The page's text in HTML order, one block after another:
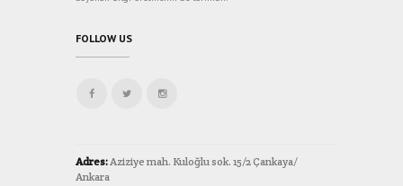
FOLLOW US
Adres: Aziziye mah. Kuloğlu sok. 15/2 Çankaya/
Ankara